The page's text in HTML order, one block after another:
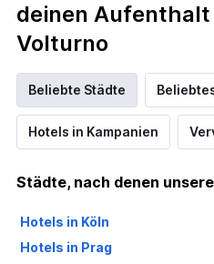
deinen Aufenthalt
Volturno
Beliebte Städte
Hotels in Kampanien
Städte, nach denen
Hotels in Köln
Hotels in Prag